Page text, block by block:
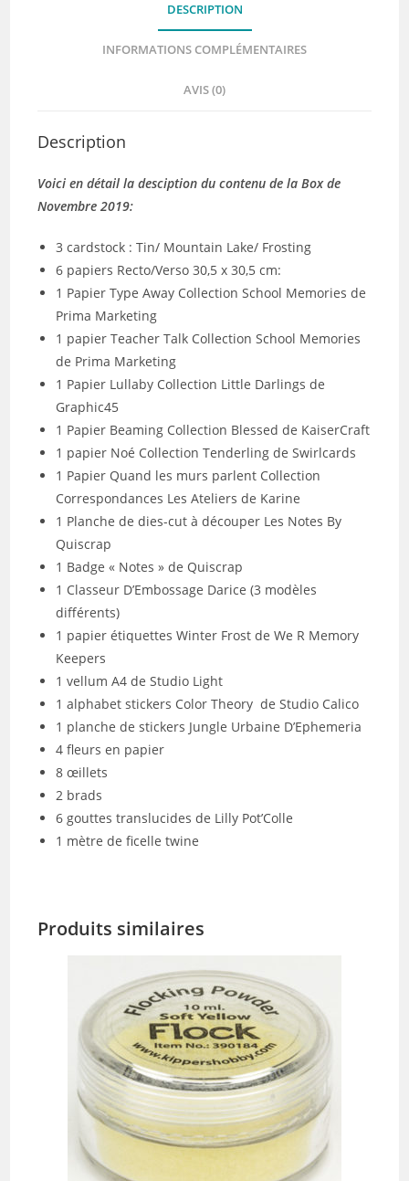
DESCRIPTION
INFORMATIONS COMPLÉMENTAIRES
AVIS (0)
Description
Voici en détail la desciption du contenu de la Box de
Novembre 2019:
3 cardstock : Tin/ Mountain Lake/ Frosting
6 papiers Recto/Verso 30,5 x 30,5 cm:
1 Papier Type Away Collection School Memories de
Prima Marketing
1 papier Teacher Talk Collection School Memories
de Prima Marketing
1 Papier Lullaby Collection Little Darlings de
Graphic45
1 Papier Beaming Collection Blessed de KaiserCraft
1 papier Noé Collection Tenderling de Swirlcards
1 Papier Quand les murs parlent Collection
Correspondances Les Ateliers de Karine
1 Planche de dies-cut à découper Les Notes By
Quiscrap
1 Badge « Notes » de Quiscrap
1 Classeur D’Embossage Darice (3 modèles
différents)
1 papier étiquettes Winter Frost de We R Memory
Keepers
1 vellum A4 de Studio Light
1 alphabet stickers Color Theory de Studio Calico
1 planche de stickers Jungle Urbaine D’Ephemeria
4 fleurs en papier
8 œillets
2 brads
6 gouttes translucides de Lilly Pot’Colle
1 mètre de ficelle twine
Produits similaires